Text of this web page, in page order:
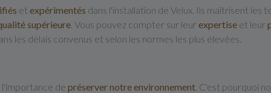
et expérimentés dans l'installation de Velux. Ils maîtrisent les
supérieure . Vous pouvez compter sur leurexpertise et leur
les délais convenus et selon les normes les plus élevées.
l'importance de préserver notre environnement . C'est pourquoi